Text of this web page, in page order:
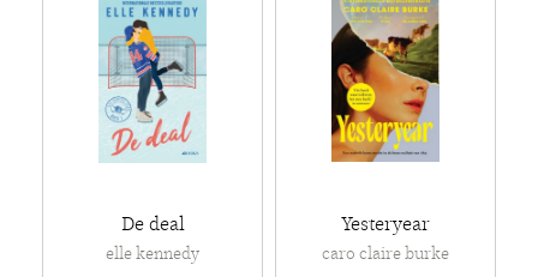
De deal
elle kennedy
Yesteryear
caro claire burke